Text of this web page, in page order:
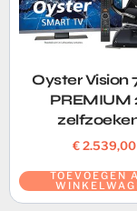
Oyster Vision
PREMIUM
€2.539,00
TOEVOEGEN